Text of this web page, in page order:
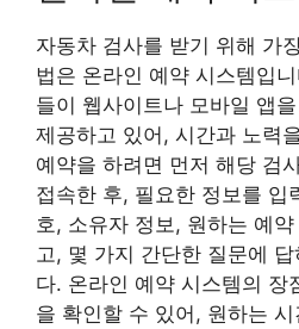
자동차 검사를 받기 위해 가
법은 온라인 예약 시스템입
들이 웹사이트나 모바일 앱
제공하고 있어, 시간과 노력
예약을 하려면 먼저 해당 검
접속한 후, 필요한 정보를 입
호, 소유자 정보, 원하는 예
고, 몇 가지 간단한 질문에
다. 온라인 예약 시스템의 장
을 확인할 수 있어, 원하는